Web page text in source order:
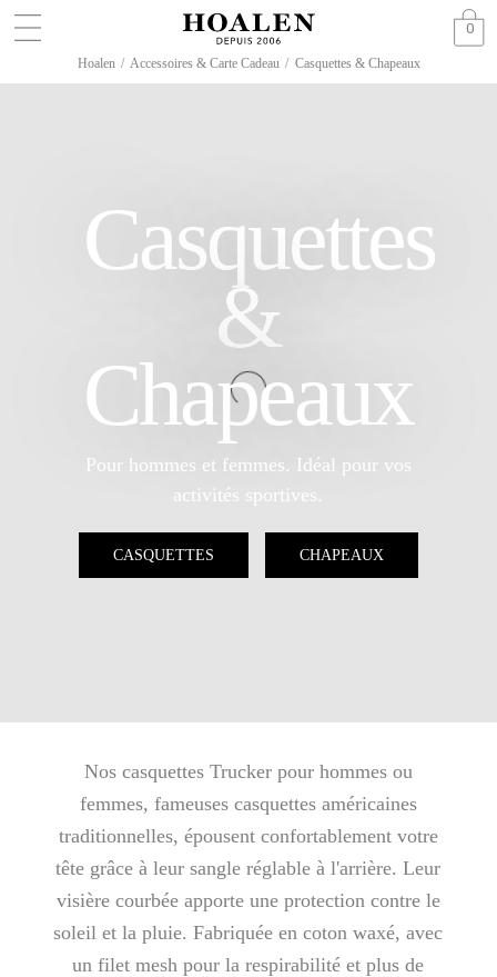
0
Hoalen / Accessoires & Carte Cadeau / Casquettes & Chapeaux
Casquettes
&
Chapeaux
Pour hommes et femmes. Idéal pour vos
activités sportives.
CASQUETTES CHAPEAUX
Nos casquettes Trucker pour hommes ou
femmes, fameuses casquettes américaines
traditionnelles, épousent confortablement votre
tête grâce à leur sangle réglable à l'arrière. Leur
visière courbée apporte une protection contre le
soleil et la pluie. Fabriquée en coton waxé, avec
un filet mesh pour la respirabilité et plus de